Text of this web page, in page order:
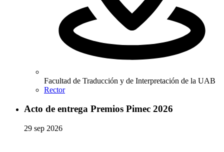
Facultad de Traducción y de Interpretación de la UAB
Rector
Acto de entrega Premios Pimec 2026
29 sep 2026